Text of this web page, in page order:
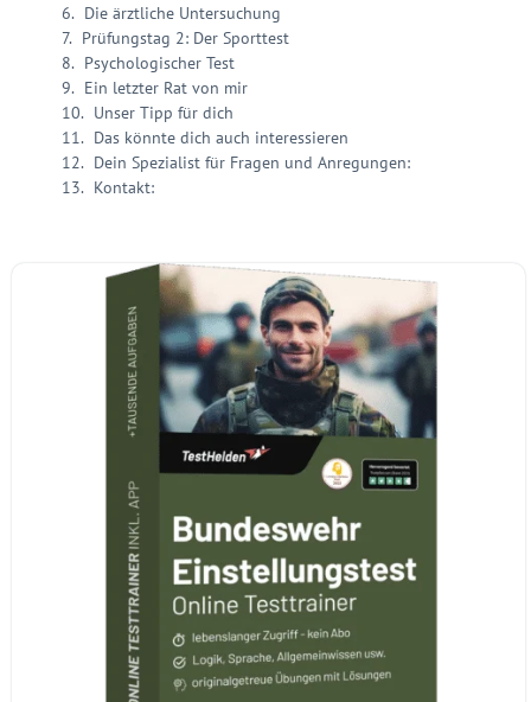
Die ärztliche Untersuchung
Prüfungstag 2: Der Sporttest
Psychologischer Test
Ein letzter Rat von mir
Unser Tipp für dich
Das könnte dich auch interessieren
Dein Spezialist für Fragen und Anregungen:
Kontakt: